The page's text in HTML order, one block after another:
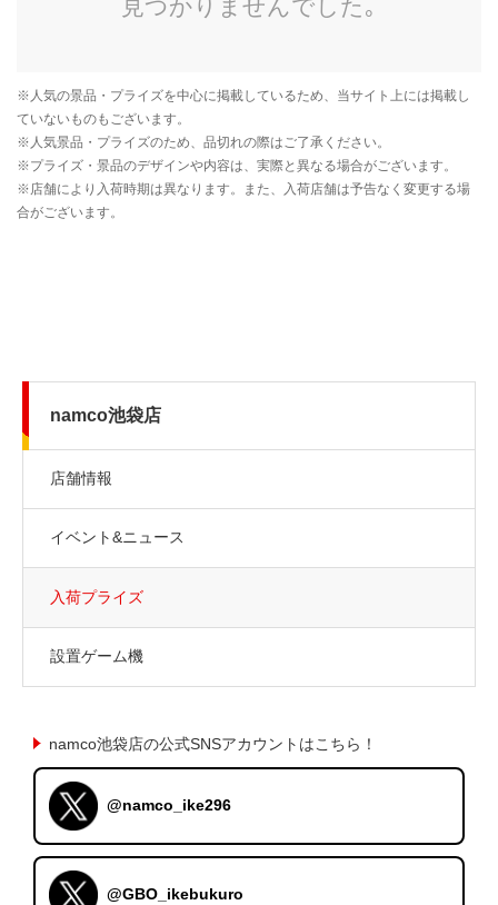
namco池袋店
店舗情報
イベント&ニュース
入荷プライズ
設置ゲーム機
namco池袋店の公式SNSアカウントはこちら！
@namco_ike296
@GBO_ikebukuro